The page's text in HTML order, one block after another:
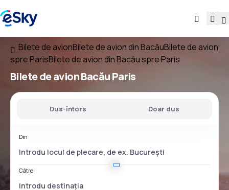
Bilete de avionBilete de avion din BacăuBilete de avion
spre ParisBilete de avion din Bacău spre Paris
Bilete de avionBacău Paris
Dus-întors Doar dus
Din
Către